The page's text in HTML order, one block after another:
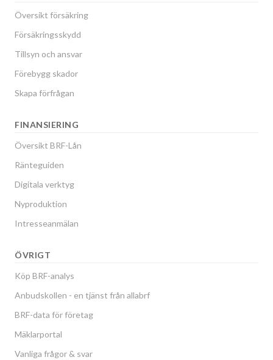
Översikt försäkring
Försäkringsskydd
Tillsyn och ansvar
Förebygg skador
Skapa förfrågan
FINANSIERING
Översikt BRF-Lån
Ränteguiden
Digitala verktyg
Nyproduktion
Intresseanmälan
ÖVRIGT
Köp BRF-analys
Anbudskollen - en tjänst från allabrf
BRF-data för företag
Mäklarportal
Vanliga frågor & svar